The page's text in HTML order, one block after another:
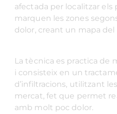
afectada per localitzar els
marquen les zones
dolor, creant un mapa del
La tècnica es practica de
i consisteix en un
d’infiltracions, utilitzant
mercat, fet que permet
amb molt poc dolor.